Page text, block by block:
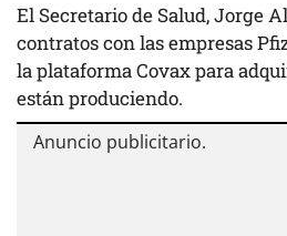
El Secretario de Salud, Jorge
contratos con las empresas
la plataforma Covax para
están produciendo.